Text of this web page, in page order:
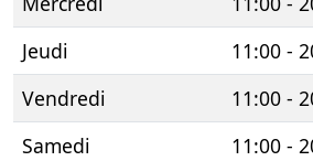
Jeudi
11:00 -
Vendredi
11:00 -
Samedi
11:00 -